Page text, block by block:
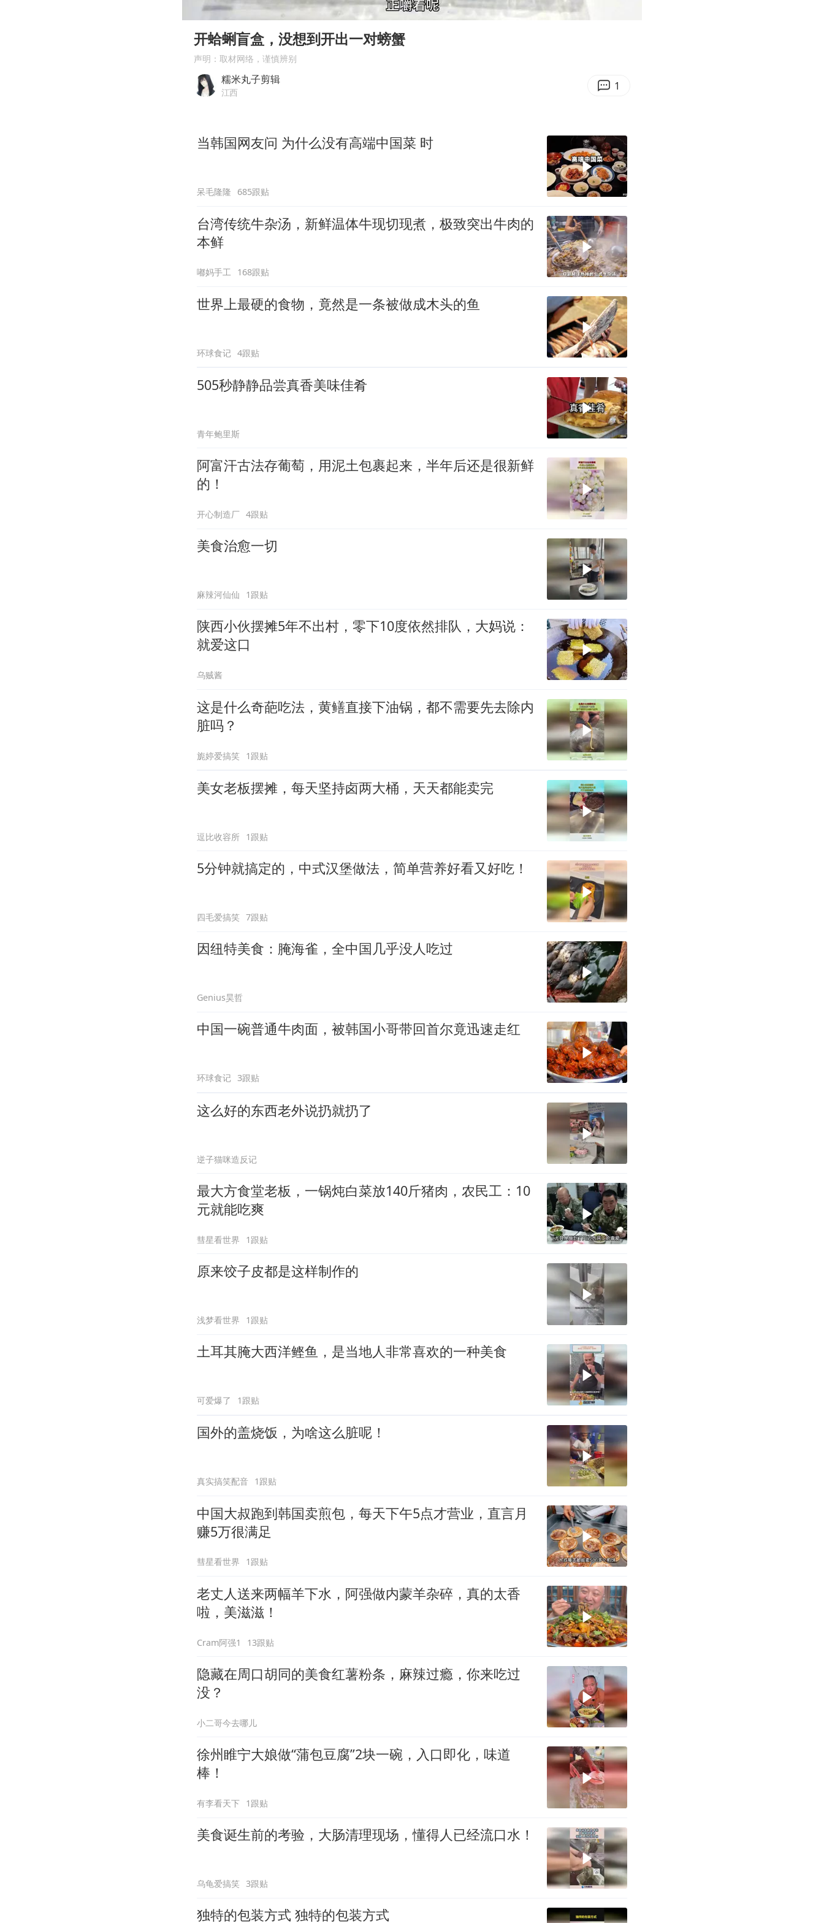
薛之谦杭州站演唱会取消
泰国初中生饮弹自尽前开了26枪
习近平心系体育强国建设
00:00
开蛤蜊盲盒，没想到开出一对螃蟹
声明：取材网络，谨慎辨别
糯米丸子剪辑
江西 1
当韩国网友问 为什么没有高端中国菜 时
呆毛隆隆 685跟贴
台湾传统牛杂汤，新鲜温体牛现切现煮，极致突出牛肉的
本鲜
嘟妈手工 168跟贴
世界上最硬的食物，竟然是一条被做成木头的鱼
环球食记 4跟贴
505秒静静品尝真香美味佳肴
青年鲍里斯
阿富汗古法存葡萄，用泥土包裹起来，半年后还是很新鲜
的！
开心制造厂 4跟贴
美食治愈一切
麻辣河仙仙 1跟贴
陕西小伙摆摊5年不出村，零下10度依然排队，大妈说：
就爱这口
乌贼酱
这是什么奇葩吃法，黄鳝直接下油锅，都不需要先去除内
脏吗？
旎婷爱搞笑 1跟贴
美女老板摆摊，每天坚持卤两大桶，天天都能卖完
逗比收容所 1跟贴
5分钟就搞定的，中式汉堡做法，简单营养好看又好吃！
四毛爱搞笑 7跟贴
因纽特美食：腌海雀，全中国几乎没人吃过
Genius昊哲
中国一碗普通牛肉面，被韩国小哥带回首尔竟迅速走红
环球食记 3跟贴
这么好的东西老外说扔就扔了
逆子猫咪造反记
最大方食堂老板，一锅炖白菜放140斤猪肉，农民工：10
元就能吃爽
彗星看世界 1跟贴
原来饺子皮都是这样制作的
浅梦看世界 1跟贴
土耳其腌大西洋鲣鱼，是当地人非常喜欢的一种美食
可爱爆了 1跟贴
国外的盖烧饭，为啥这么脏呢！
真实搞笑配音 1跟贴
中国大叔跑到韩国卖煎包，每天下午5点才营业，直言月
赚5万很满足
彗星看世界 1跟贴
老丈人送来两幅羊下水，阿强做内蒙羊杂碎，真的太香
啦，美滋滋！
Cram阿强1 13跟贴
隐藏在周口胡同的美食红薯粉条，麻辣过瘾，你来吃过
没？
小二哥今去哪儿
徐州睢宁大娘做“蒲包豆腐”2块一碗，入口即化，味道
棒！
有李看天下 1跟贴
美食诞生前的考验，大肠清理现场，懂得人已经流口水！
乌龟爱搞笑 3跟贴
独特的包装方式 独特的包装方式